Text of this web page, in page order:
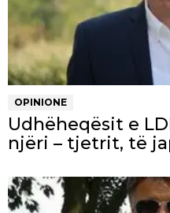
OPINIONE
Udhëheqësit e
njëri – tjetrit, të